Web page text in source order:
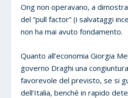
Ong non operavano, a
del “pull factor” (i salvataggi
non ha mai avuto fondamento.
Quanto all’economia Giorgia
governo Draghi una
favorevole del previsto, se si
dell’Italia, benché in rapido